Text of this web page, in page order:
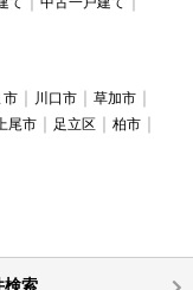
市 川口市
草加市
尾市 足立区
柏市
検索